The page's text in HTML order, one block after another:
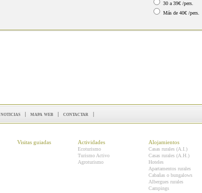
30 a 39€ /pers.
Más de 40€ /pers.
noticias | mapa web | contactar |
Visitas guiadas Actividades
Ecoturismo
Turismo Activo
Agroturismo
Alojamientos
Casas rurales (A.I.)
Casas rurales (A.H.)
Hoteles
Apartamentos rurales
Cabañas o bungalows
Albergues rurales
Campings